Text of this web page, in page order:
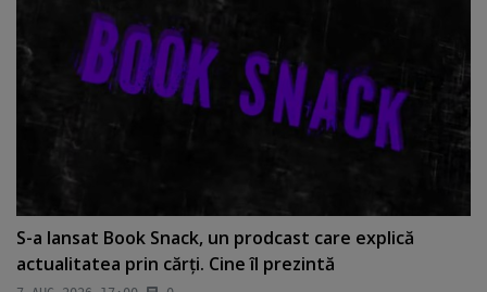
S-a lansat Book Snack, un prodcast care explică
actualitatea prin cărţi. Cine îl prezintă